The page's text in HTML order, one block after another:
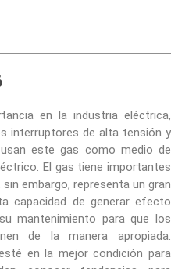
en la industria eléctrica,
interruptores de alta tensión y
este gas como medio de
El gas tiene importantes
embargo, representa un gran
capacidad de generar efecto
mantenimiento para que los
de la manera apropiada.
en la mejor condición para